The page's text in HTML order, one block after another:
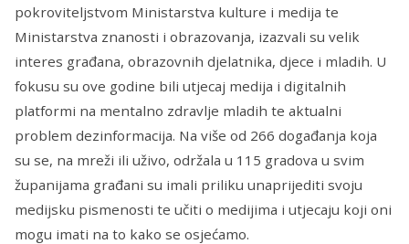
pokroviteljstvom Ministarstva kulture i medija te
Ministarstva znanosti i obrazovanja, izazvali su velik
interes građana, obrazovnih djelatnika, djece i mladih. U
fokusu su ove godine bili utjecaj medija i digitalnih
platformi na mentalno zdravlje mladih te aktualni
problem dezinformacija. Na više od 266 događanja koja
su se, na mreži ili uživo, održala u 115 gradova u svim
županijama građani su imali priliku unaprijediti svoju
medijsku pismenosti te učiti o medijima i utjecaju koji oni
mogu imati na to kako se osjećamo.